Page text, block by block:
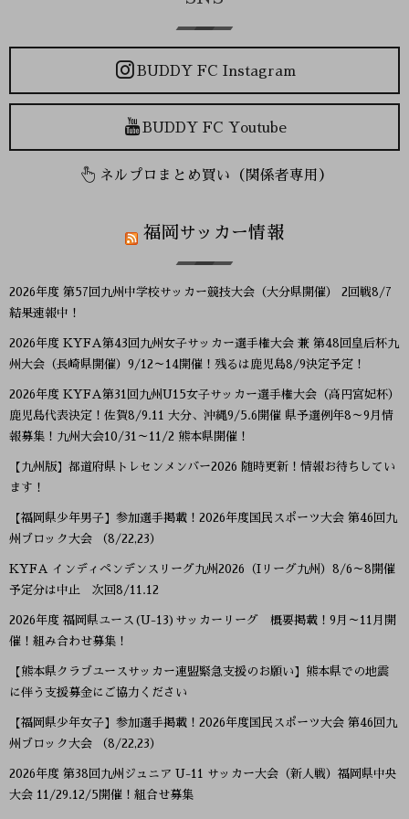
BUDDY FC Instagram
BUDDY FC Youtube
ネルプロまとめ買い（関係者専用）
福岡サッカー情報
2026年度 第57回九州中学校サッカー競技大会（大分県開催） 2回戦8/7
結果速報中！
2026年度 KYFA第43回九州女子サッカー選手権大会 兼 第48回皇后杯九
州大会（長崎県開催）9/12～14開催！残るは鹿児島8/9決定予定！
2026年度 KYFA第31回九州U15女子サッカー選手権大会（高円宮妃杯）
鹿児島代表決定！佐賀8/9.11 大分、沖縄9/5.6開催 県予選例年8～9月情
報募集！九州大会10/31～11/2 熊本県開催！
【九州版】都道府県トレセンメンバー2026 随時更新！情報お待ちしてい
ます！
【福岡県少年男子】参加選手掲載！2026年度国民スポーツ大会 第46回九
州ブロック大会 （8/22,23）
KYFA インディペンデンスリーグ九州2026（Iリーグ九州）8/6～8開催
予定分は中止 次回8/11.12
2026年度 福岡県ユース(U-13)サッカーリーグ 概要掲載！9月～11月開
催！組み合わせ募集！
【熊本県クラブユースサッカー連盟緊急支援のお願い】熊本県での地震
に伴う支援募金にご協力ください
【福岡県少年女子】参加選手掲載！2026年度国民スポーツ大会 第46回九
州ブロック大会 （8/22,23）
2026年度 第38回九州ジュニア U-11 サッカー大会（新人戦）福岡県中央
大会 11/29.12/5開催！組合せ募集